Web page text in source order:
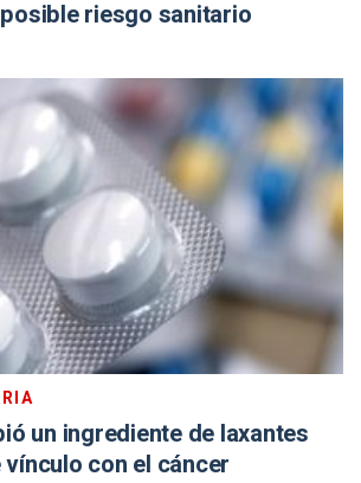
riesgo sanitario
un ingrediente de laxantes
con el cáncer